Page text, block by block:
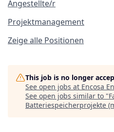
Angestellte/r
Projektmanagement
Zeige alle Positionen
This job is no longer
See open jobs at Encosa
See open jobs similar to "
Batteriespeicherprojekte